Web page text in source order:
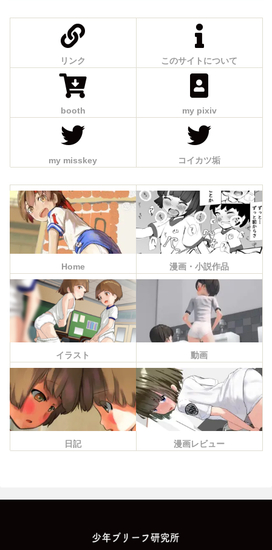
リンク このサイトについて
booth my pixiv
my misskey コイカツ垢
Home 漫画・小説作品
イラスト 動画
日記 漫画レビュー